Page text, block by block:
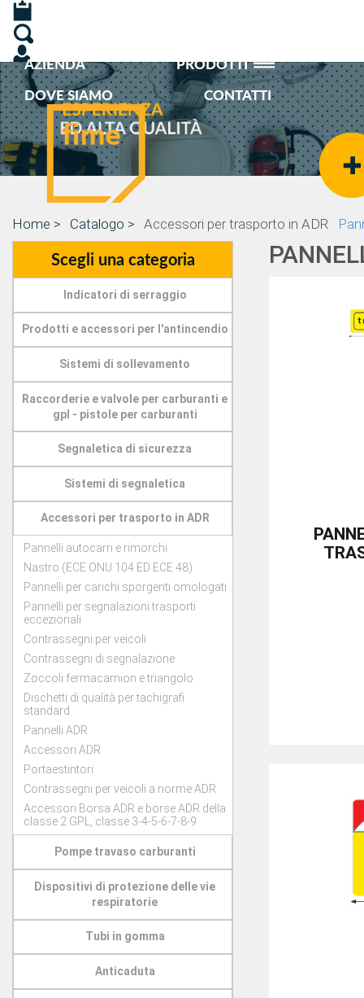
AZIENDA
PRODOTTI
DOVE SIAMO
CONTATTI
Home > Catalogo > Accessori per trasporto in ADR
Scegli una categoria
Indicatori di serraggio
Prodotti e accessori per l'antincendio
Sistemi di sollevamento
Raccorderie e valvole per carburanti e
gpl - pistole per carburanti
Segnaletica di sicurezza
Sistemi di segnaletica
Accessori per trasporto in ADR
Pannelli autocarri e rimorchi
Nastro (ECE ONU 104 ED ECE 48)
Pannelli per carichi sporgenti omologati
Pannelli per segnalazioni trasporti
eccezionali
Contrassegni per veicoli
Contrassegni di segnalazione
Zoccoli fermacamion e triangolo
Dischetti di qualità per tachigrafi
standard
Pannelli ADR
Accessori ADR
Portaestintori
Contrassegni per veicoli a norme ADR
Accessori Borsa ADR e borse ADR della
classe 2 GPL, classe 3-4-5-6-7-8-9
Pompe travaso carburanti
Dispositivi di protezione delle vie
respiratorie
Tubi in gomma
Anticaduta